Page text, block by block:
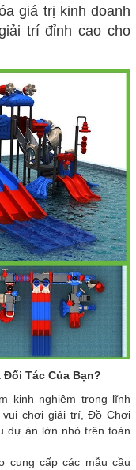
giá trị kinh doanh
trí đỉnh cao cho
Tác Của Bạn?
kinh nghiệm trong lĩnh
vui chơi giải trí, Đồ Chơi
dự án lớn nhỏ trên toàn
cung cấp các mẫu cầu